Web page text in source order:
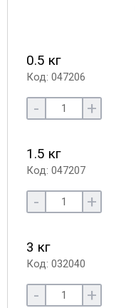
0.5 кг
Код: 047206
- +
1.5 кг
Код: 047207
- +
3 кг
Код: 032040
- +